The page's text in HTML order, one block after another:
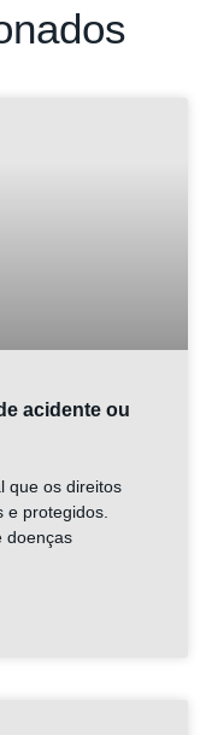
acidente ou
que os direitos
protegidos.
doenças